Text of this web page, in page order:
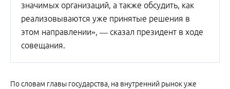
значимых организаций, а также обсудить, как
реализовываются уже принятые решения в
этом направлении», — сказал президент в ходе
совещания.
По словам главы государства, на внутренний рынок уже